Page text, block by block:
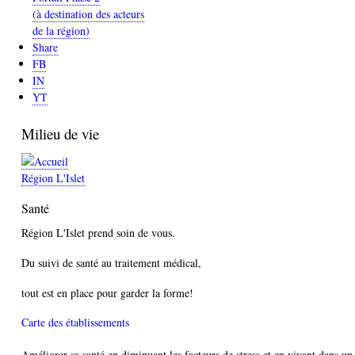
(à destination des acteurs
de la région)
Share
FB
IN
YT
Milieu de vie
Région L'Islet
Santé
Région L'Islet prend soin de vous.
Du suivi de santé au traitement médical,
tout est en place pour garder la forme!
Carte des établissements